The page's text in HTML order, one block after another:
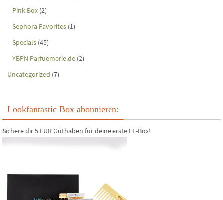
Pink Box (2)
Sephora Favorites (1)
Specials (45)
YBPN Parfuemerie.de (2)
Uncategorized (7)
Lookfantastic Box abonnieren:
Sichere dir 5 EUR Guthaben für deine erste LF-Box!